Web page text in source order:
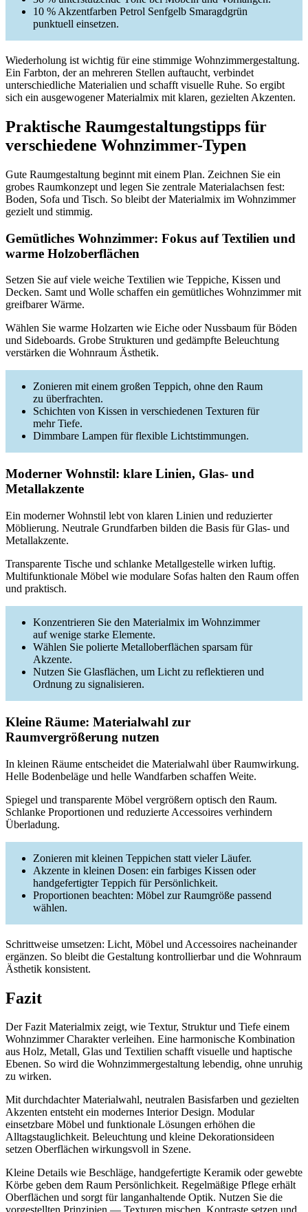
10 % Akzentfarben Petrol Senfgelb Smaragdgrün
punktuell einsetzen.
Wiederholung ist wichtig für eine stimmige Wohnzimmergestaltung.
Ein Farbton, der an mehreren Stellen auftaucht, verbindet
unterschiedliche Materialien und schafft visuelle Ruhe. So ergibt
sich ein ausgewogener Materialmix mit klaren, gezielten Akzenten.
Praktische Raumgestaltungstipps für
verschiedene Wohnzimmer-Typen
Gute Raumgestaltung beginnt mit einem Plan. Zeichnen Sie ein
grobes Raumkonzept und legen Sie zentrale Materialachsen fest:
Boden, Sofa und Tisch. So bleibt der Materialmix im Wohnzimmer
gezielt und stimmig.
Gemütliches Wohnzimmer: Fokus auf Textilien und
warme Holzoberflächen
Setzen Sie auf viele weiche Textilien wie Teppiche, Kissen und
Decken. Samt und Wolle schaffen ein gemütliches Wohnzimmer mit
greifbarer Wärme.
Wählen Sie warme Holzarten wie Eiche oder Nussbaum für Böden
und Sideboards. Grobe Strukturen und gedämpfte Beleuchtung
verstärken die Wohnraum Ästhetik.
Zonieren mit einem großen Teppich, ohne den Raum
zu überfrachten.
Schichten von Kissen in verschiedenen Texturen für
mehr Tiefe.
Dimmbare Lampen für flexible Lichtstimmungen.
Moderner Wohnstil: klare Linien, Glas- und
Metallakzente
Ein moderner Wohnstil lebt von klaren Linien und reduzierter
Möblierung. Neutrale Grundfarben bilden die Basis für Glas- und
Metallakzente.
Transparente Tische und schlanke Metallgestelle wirken luftig.
Multifunktionale Möbel wie modulare Sofas halten den Raum offen
und praktisch.
Konzentrieren Sie den Materialmix im Wohnzimmer
auf wenige starke Elemente.
Wählen Sie polierte Metalloberflächen sparsam für
Akzente.
Nutzen Sie Glasflächen, um Licht zu reflektieren und
Ordnung zu signalisieren.
Kleine Räume: Materialwahl zur
Raumvergrößerung nutzen
In kleinen Räume entscheidet die Materialwahl über Raumwirkung.
Helle Bodenbeläge und helle Wandfarben schaffen Weite.
Spiegel und transparente Möbel vergrößern optisch den Raum.
Schlanke Proportionen und reduzierte Accessoires verhindern
Überladung.
Zonieren mit kleinen Teppichen statt vieler Läufer.
Akzente in kleinen Dosen: ein farbiges Kissen oder
handgefertigter Teppich für Persönlichkeit.
Proportionen beachten: Möbel zur Raumgröße passend
wählen.
Schrittweise umsetzen: Licht, Möbel und Accessoires nacheinander
ergänzen. So bleibt die Gestaltung kontrollierbar und die Wohnraum
Ästhetik konsistent.
Fazit
Der Fazit Materialmix zeigt, wie Textur, Struktur und Tiefe einem
Wohnzimmer Charakter verleihen. Eine harmonische Kombination
aus Holz, Metall, Glas und Textilien schafft visuelle und haptische
Ebenen. So wird die Wohnzimmergestaltung lebendig, ohne unruhig
zu wirken.
Mit durchdachter Materialwahl, neutralen Basisfarben und gezielten
Akzenten entsteht ein modernes Interior Design. Modular
einsetzbare Möbel und funktionale Lösungen erhöhen die
Alltagstauglichkeit. Beleuchtung und kleine Dekorationsideen
setzen Oberflächen wirkungsvoll in Szene.
Kleine Details wie Beschläge, handgefertigte Keramik oder gewebte
Körbe geben dem Raum Persönlichkeit. Regelmäßige Pflege erhält
Oberflächen und sorgt für langanhaltende Optik. Nutzen Sie die